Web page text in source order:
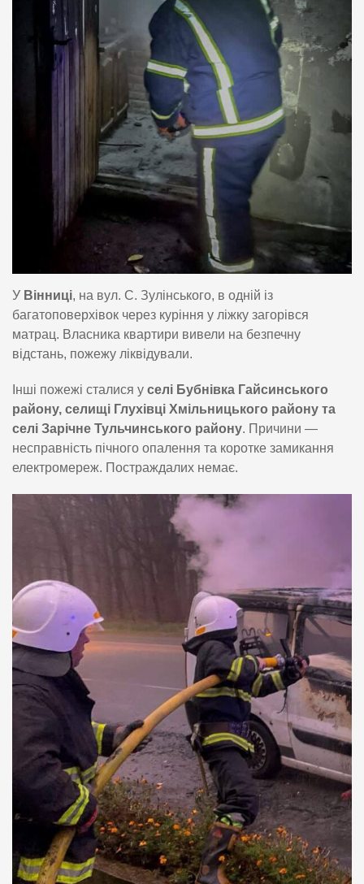
У Вінниці, на вул. С. Зулінського, в одній із
багатоповерхівок через куріння у ліжку загорівся
матрац. Власника квартири вивели на безпечну
відстань, пожежу ліквідували.
Інші пожежі сталися у селі Бубнівка Гайсинського
району, селищі Глухівці Хмільницького району та
селі Зарічне Тульчинського району. Причини —
несправність пічного опалення та коротке замикання
електромереж. Постраждалих немає.